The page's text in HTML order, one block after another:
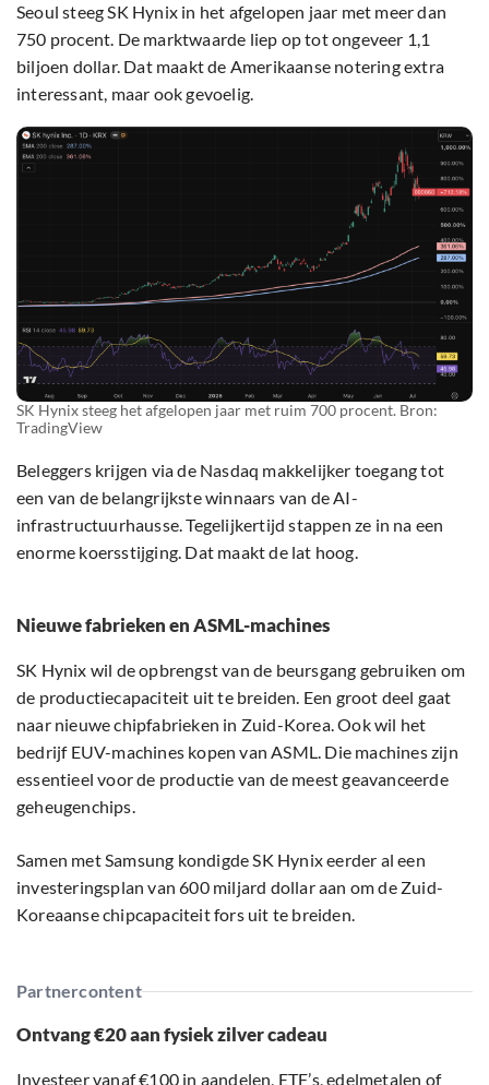
Seoul steeg SK Hynix in het afgelopen jaar met meer dan
750 procent. De marktwaarde liep op tot ongeveer 1,1
biljoen dollar. Dat maakt de Amerikaanse notering extra
interessant, maar ook gevoelig.
SK Hynix steeg het afgelopen jaar met ruim 700 procent. Bron:
TradingView
Beleggers krijgen via de Nasdaq makkelijker toegang tot
een van de belangrijkste winnaars van de AI-
infrastructuurhausse. Tegelijkertijd stappen ze in na een
enorme koersstijging. Dat maakt de lat hoog.
Nieuwe fabrieken en ASML-machines
SK Hynix wil de opbrengst van de beursgang gebruiken om
de productiecapaciteit uit te breiden. Een groot deel gaat
naar nieuwe chipfabrieken in Zuid-Korea. Ook wil het
bedrijf EUV-machines kopen van ASML. Die machines zijn
essentieel voor de productie van de meest geavanceerde
geheugenchips.
Samen met Samsung kondigde SK Hynix eerder al een
investeringsplan van 600 miljard dollar aan om de Zuid-
Koreaanse chipcapaciteit fors uit te breiden.
Partnercontent
Ontvang €20 aan fysiek zilver cadeau
Investeer vanaf €100 in aandelen, ETF’s, edelmetalen of